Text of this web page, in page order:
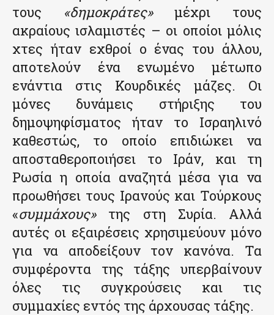
τους «δημοκράτες»μέχρι τους
ακραίους ισλαμιστές – οι οποίοι μόλις
χτες ήταν εχθροί ο ένας του άλλου,
αποτελούν ένα ενωμένο μέτωπο
ενάντια στις Κουρδικές μάζες. Οι
μόνες δυνάμεις στήριξης του
δημοψηφίσματος ήταν το Ισραηλινό
καθεστώς, το οποίο επιδιώκει να
αποσταθεροποιήσει το Ιράν, και τη
Ρωσία η οποία αναζητά μέσα για να
προωθήσει τους Ιρανούς και Τούρκους
«συμμάχους»της στη Συρία. Αλλά
αυτές οι εξαιρέσεις χρησιμεύουν μόνο
για να αποδείξουν τον κανόνα. Τα
συμφέροντα της τάξης υπερβαίνουν
όλες τις συγκρούσεις και τις
συμμαχίες εντός της άρχουσας τάξης.